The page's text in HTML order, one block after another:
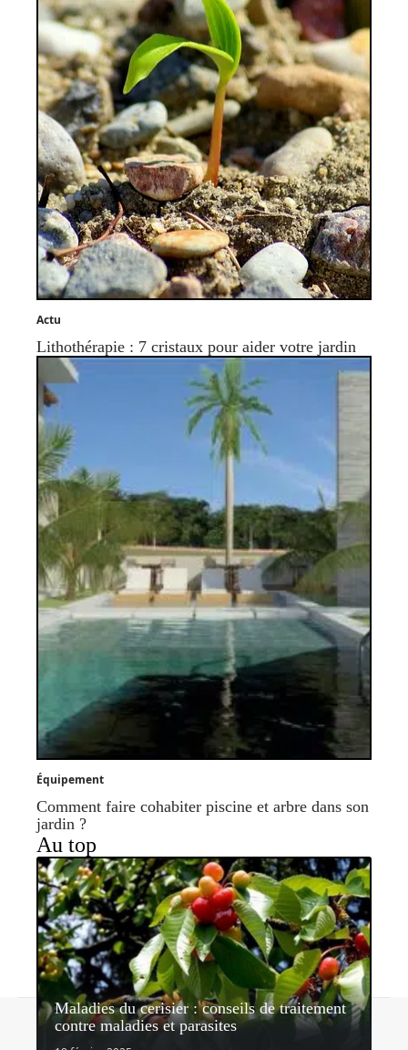
Actu
Lithothérapie : 7 cristaux pour aider votre jardin
Équipement
Comment faire cohabiter piscine et arbre dans son
jardin ?
Au top
Maladies du cerisier : conseils de traitement
contre maladies et parasites
Contact Mentions légales Sitemap